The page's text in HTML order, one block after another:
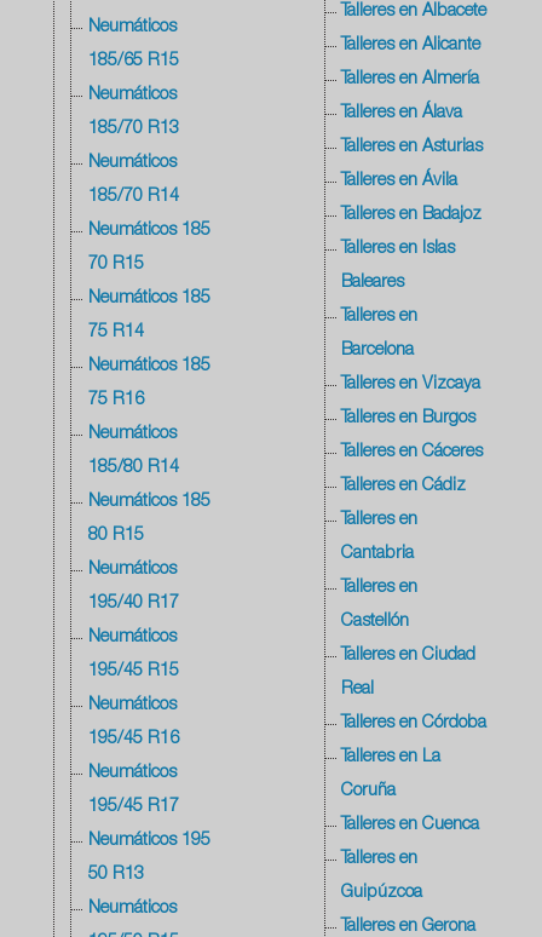
Neumáticos
185/65 R15
Neumáticos
185/70 R13
Neumáticos
185/70 R14
Neumáticos 185
70 R15
Neumáticos 185
75 R14
Neumáticos 185
75 R16
Neumáticos
185/80 R14
Neumáticos 185
80 R15
Neumáticos
195/40 R17
Neumáticos
195/45 R15
Neumáticos
195/45 R16
Neumáticos
195/45 R17
Neumáticos 195
50 R13
Neumáticos
Talleres en Albacete
Talleres en Alicante
Talleres en Almería
Talleres en Álava
Talleres en Asturias
Talleres en Ávila
Talleres en Badajoz
Talleres en Islas
Baleares
Talleres en
Barcelona
Talleres en Vizcaya
Talleres en Burgos
Talleres en Cáceres
Talleres en Cádiz
Talleres en
Cantabria
Talleres en
Castellón
Talleres en Ciudad
Real
Talleres en Córdoba
Talleres en La
Coruña
Talleres en Cuenca
Talleres en
Guipúzcoa
Talleres en Gerona